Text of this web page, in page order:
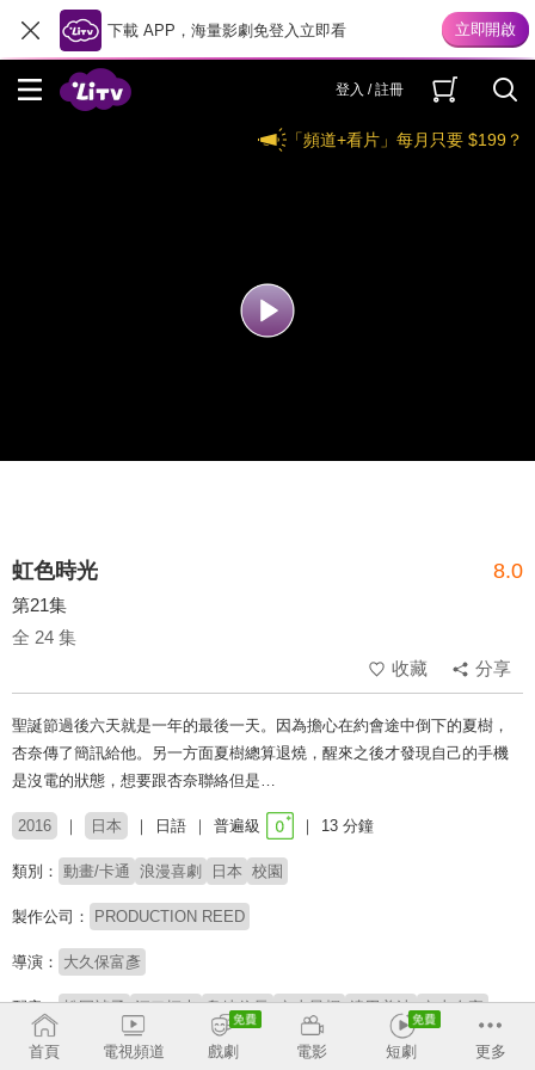
下載 APP，海量影劇免登入立即看
登入 / 註冊
「頻道+看片」每月只要 $199？
虹色時光 8.0
第21集
全 24 集
收藏
分享
聖誕節過後六天就是一年的最後一天。因為擔心在約會途中倒下的夏樹，
杏奈傳了簡訊給他。另一方面夏樹總算退燒，醒來之後才發現自己的手機
是沒電的狀態，想要跟杏奈聯絡但是…
2016 日本 日語 普遍級 13 分鐘
類別： 動畫/卡通 浪漫喜劇 日本 校園
製作公司： PRODUCTION REED
導演： 大久保富彥
配音： 松岡禎丞 江口拓也 島崎信長 內山昂輝 津田美波 內山夕實
石上靜香 茅野愛衣
首頁
電視頻道 戲劇 電影 短劇 更多